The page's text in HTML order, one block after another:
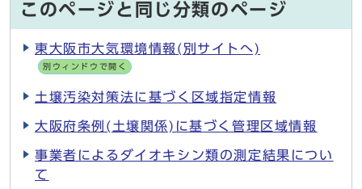
このページと同じ分類のページ
東大阪市大気環境情報(別サイトへ)
別ウィンドウで開く
土壌汚染対策法に基づく区域指定情報
大阪府条例(土壌関係)に基づく管理区域情報
事業者によるダイオキシン類の測定結果につい
て